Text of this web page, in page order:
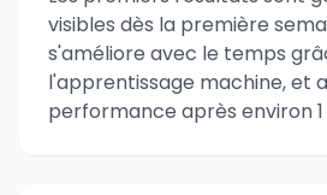
visibles dès la première
s'améliore avec le temps
l'apprentissage machine, et
performance après environ